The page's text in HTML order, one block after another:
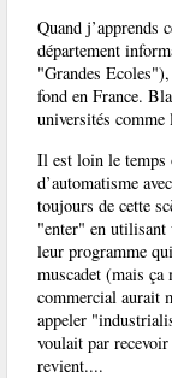
Quand j’apprends
département
"Grandes
fond en France.
universités comme
Il est loin le temps
d’automatisme
toujours de cette
"enter" en utilisant
leur programme
muscadet (mais
commercial aurait
appeler
voulait par
revient....